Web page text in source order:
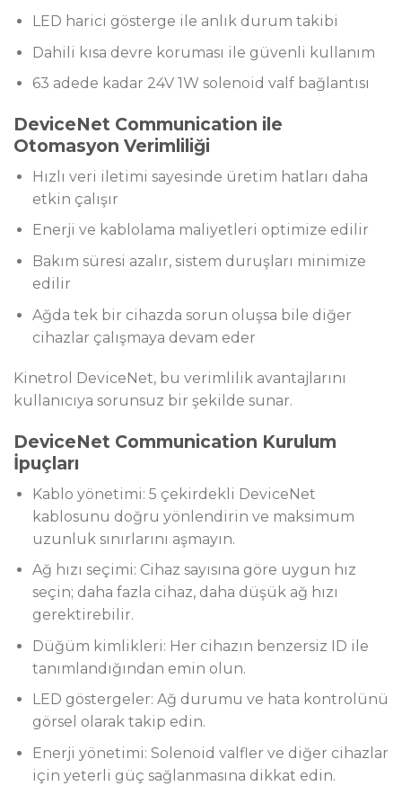
LED harici gösterge ile anlık durum takibi
Dahili kısa devre koruması ile güvenli kullanım
63 adede kadar 24V 1W solenoid valf bağlantısı
DeviceNet Communication ile
Otomasyon Verimliliği
Hızlı veri iletimi sayesinde üretim hatları daha
etkin çalışır
Enerji ve kablolama maliyetleri optimize edilir
Bakım süresi azalır, sistem duruşları minimize
edilir
Ağda tek bir cihazda sorun oluşsa bile diğer
cihazlar çalışmaya devam eder
Kinetrol DeviceNet, bu verimlilik avantajlarını
kullanıcıya sorunsuz bir şekilde sunar.
DeviceNet Communication Kurulum
İpuçları
Kablo yönetimi: 5 çekirdekli DeviceNet
kablosunu doğru yönlendirin ve maksimum
uzunluk sınırlarını aşmayın.
Ağ hızı seçimi: Cihaz sayısına göre uygun hız
seçin; daha fazla cihaz, daha düşük ağ hızı
gerektirebilir.
Düğüm kimlikleri: Her cihazın benzersiz ID ile
tanımlandığından emin olun.
LED göstergeler: Ağ durumu ve hata kontrolünü
görsel olarak takip edin.
Enerji yönetimi: Solenoid valfler ve diğer cihazlar
için yeterli güç sağlanmasına dikkat edin.